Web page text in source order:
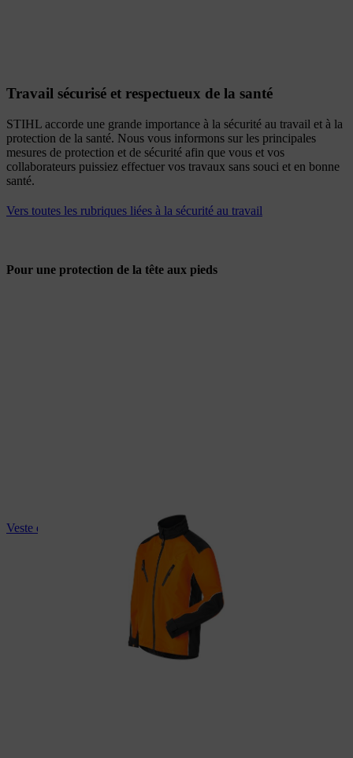
Travail sécurisé et respectueux de la santé
STIHL accorde une grande importance à la sécurité au travail et à la
protection de la santé. Nous vous informons sur les principales
mesures de protection et de sécurité afin que vous et vos
collaborateurs puissiez effectuer vos travaux sans souci et en bonne
santé.
Vers toutes les rubriques liées à la sécurité au travail
Pour une protection de la tête aux pieds
Veste de pluie STIHL